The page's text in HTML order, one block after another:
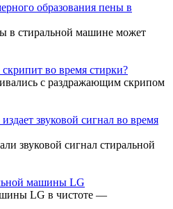
образования пены в
в стиральной машине может
во время стирки?
с раздражающим скрипом
звуковой сигнал во время
звуковой сигнал стиральной
машины LG
LG в чистоте —